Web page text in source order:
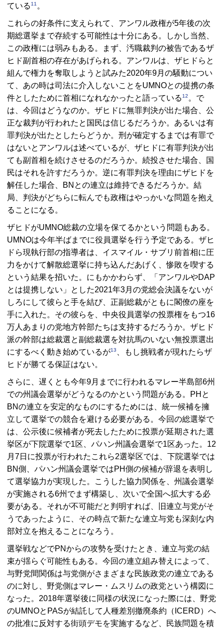
ている 11 。
これらの好条件に支えられて、アンワル政権が5年後の次
期総選挙まで存続する可能性は十分にある。しかし当然、
この政権には弱みもある。まず、汚職裁判の被告であるザ
ヒド副首相の存在があげられる。アンワルは、ザヒドらと
組んで権力を奪取しようと試みた2020年9月の騒動につい
て、あの時は司法に介入しないことをUMNOとの提携の条
件としたために首相になれなかったと語っている 12 。で
は、今回はどうなのか。ザヒドに無罪判決が出た場合、公
正な裁判が行われたと国民は信じるだろうか。あるいは有
罪判決が出たとしたらどうか。刑が確定するまでは有罪で
はないとアンワルは述べているが、ザヒドに有罪判決が出
ても副首相を続けさせるのだろうか。続投させた場合、国
民はそれを許すだろうか。逆に有罪判決を理由にザヒドを
解任した場合、
BN との連立は維持できるだろうか。結
局、判決がどちらに転んでも政権はやっかいな問題を抱え
ることになる。
ザヒドがUMNO総裁の立場を保てるかという問題もある。
UMNOは今年半ばまでに役員選挙を行う予定である。ザヒ
ドら現執行部の指導者は、イスマイル・サブリ前首相に圧
力をかけて解散総選挙に持ち込んだあげく、惨敗を喫する
という結果を招いた。にもかかわらず、「アンワルやDAP
とは提携しない」とした2021年3月の党総会決議をないが
しろにして彼らと手を結び、正副総裁がともに閣僚の座を
手に入れた。その彼らを、中央役員選挙の投票権をもつ16
万人あまりの党地方幹部たちは支持するだろうか。ザヒド
派の幹部は総裁選と副総裁選を対抗馬のいない無投票選出
にするべく動き始めているが13
、もし挑戦者が現れたらザ
ヒドが勝てる保証はない。
さらに、遅くとも今年9月までに行われるマレー半島部6州
での州議会選挙がどうなるのかという問題がある。
PH と
BNの連立を安定的なものにするためには、統一候補を擁
立して選挙での競合を避ける必要がある。今回の総選挙で
は、公示後に候補者が死去したために投票が延期された選
挙区が下院選挙で1区、パハン州議会選挙で1区あった。12
月7日に投票が行われたこれら2選挙区では、下院選挙では
BN側、パハン州議会選挙ではPH側の候補が辞退を表明し
て選挙協力が実現した。こうした協力関係を、州議会選挙
が実施される6州でまず構築し、次いで全国へ拡大する必
要がある。それが不可能だと判明すれば、旧連立与党がそ
うであったように、その時点で新たな連立与党も深刻な内
部対立を抱えることになろう。
選挙戦などでPNからの攻勢を受けたとき、連立与党の結
束が揺らぐ可能性もある。今回の連立組み替えによって、
与野党間関係は与党側がさまざまな民族政党の連立である
のに対し、野党側はマレー・ムスリムの政党という構図に
なった。2018年選挙後に同様の状況になった際には、野党
のUMNOと PASが結託して人種差別撤廃条約（ ICERD）へ
の批准に反対する街頭デモを実施するなど、民族問題を積